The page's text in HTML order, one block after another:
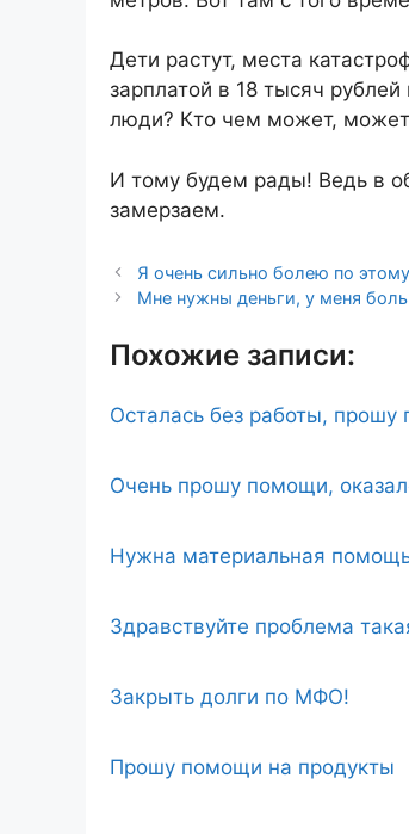
Дети растут, места
зарплатой в 18 тысяч
люди? Кто чем может, может
И тому будем рады! Ведь в
замерзаем.
Я очень сильно болею по
Мне нужны деньги, у меня
Похожие записи:
Осталась без работы,
Очень прошу помощи,
Нужна материальная
Здравствуйте проблема
Закрыть долги по МФО!
Прошу помощи на продукты